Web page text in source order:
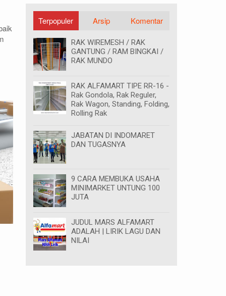
Terpopuler Arsip Komentar
RAK WIREMESH / RAK
GANTUNG / RAM BINGKAI /
RAK MUNDO
RAK ALFAMART TIPE RR-16 -
Rak Gondola, Rak Reguler,
Rak Wagon, Standing, Folding,
Rolling Rak
JABATAN DI INDOMARET
DAN TUGASNYA
9 CARA MEMBUKA USAHA
MINIMARKET UNTUNG 100
JUTA
JUDUL MARS ALFAMART
ADALAH | LIRIK LAGU DAN
NILAI